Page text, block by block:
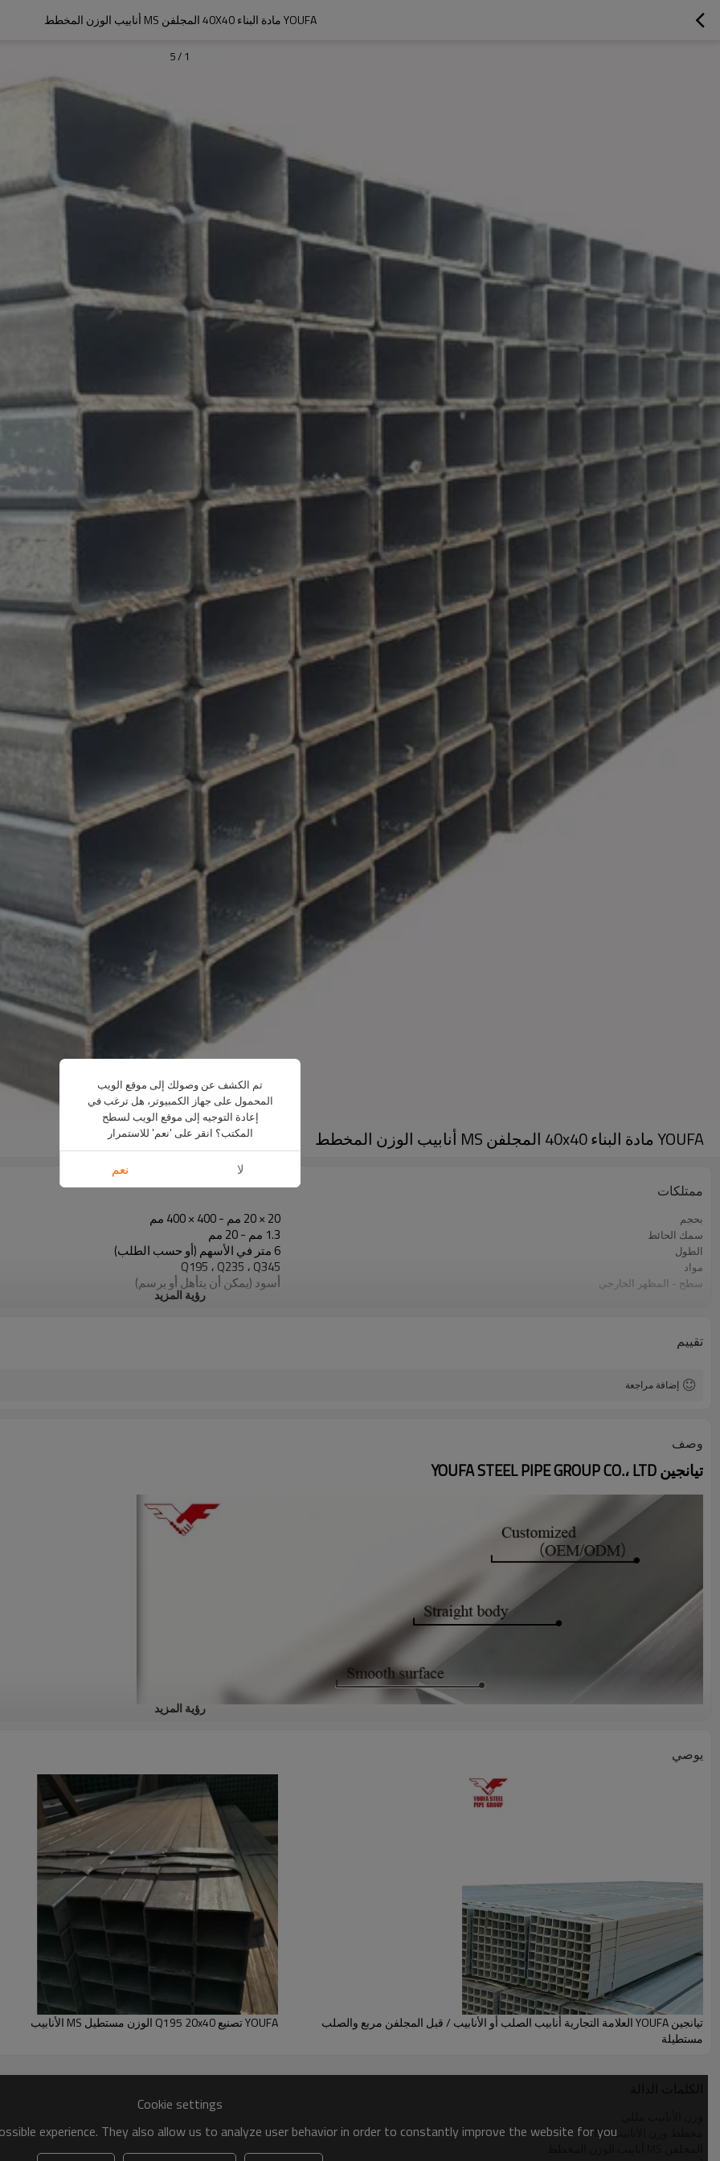
YOUFA مادة البناء 40X40 المجلفن MS أنابيب الوزن المخطط
1
/
5
YOUFA مادة البناء 40x40 المجلفن MS أنابيب الوزن المخطط
ممتلكات
بحجم 20 × 20 مم - 400 × 400 مم
سمك الحائط 1.3 مم - 20 مم
الطول 6 متر في الأسهم (أو حسب الطلب)
مواد Q195 ، Q235 ، Q345
سطح - المظهر الخارجي أسود (يمكن أن يتأهل أو يرسم)
في حزم مع حزمة التصدير البلاستيكية
السعة الإنتاجية
رؤية المزيد
تقييم
إضافة مراجعة
وصف
تيانجين YOUFA STEEL PIPE GROUP CO.، LTD
أنابيب الصلب قسم جوفاء مربع
أنبوب مربع
أنبوب الصلب مستطيلة
أنبوب مربع الصلب والمستطيل
جودة عالية العلامة التجارية Youfa أنبوب مربع
رؤية المزيد
يوصي
تيانجين YOUFA العلامة التجارية أنابيب الصلب أو الأنابيب / قبل المجلفن مربع والصلب
مستطيلة
YOUFA تصنيع Q195 20x40 الوزن مستطيل MS الأنابيب
مخطط وزن الأنابيب MS
Cookie settings
experience. They also allow us to analyze user behavior in order to constantly improve the website for you.
تم الكشف عن وصولك إلى موقع الويب
المحمول على جهاز الكمبيوتر، هل ترغب في
إعادة التوجيه إلى موقع الويب لسطح
المكتب؟ انقر على 'نعم' للاستمرار
لا نعم